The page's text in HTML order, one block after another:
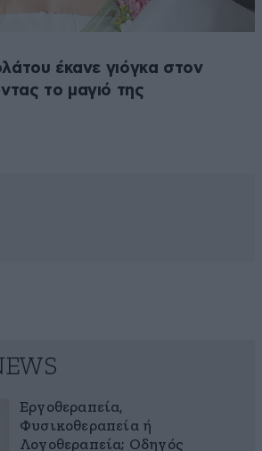
έκανε γιόγκα στον
το μαγιό της
Εργοθεραπεία,
Φυσικοθεραπεία ή
Λογοθεραπεία; Οδηγός